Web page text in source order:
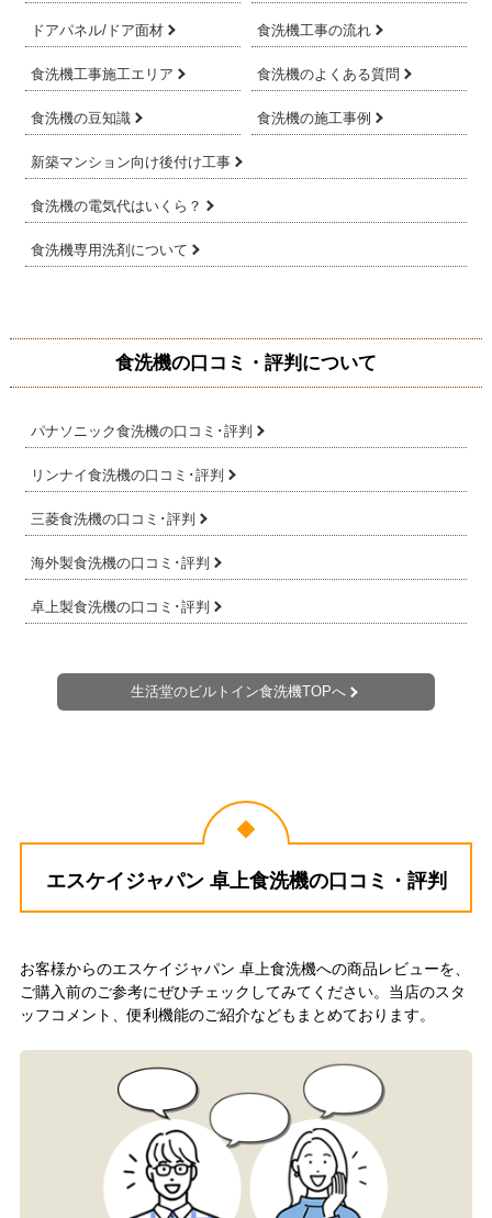
ドアパネル/ドア面材 食洗機工事の流れ
食洗機工事施工エリア 食洗機のよくある質問
食洗機の豆知識 食洗機の施工事例
新築マンション向け後付け工事
食洗機の電気代はいくら？
食洗機専用洗剤について
食洗機の口コミ・評判について
パナソニック食洗機の口コミ･評判
リンナイ食洗機の口コミ･評判
三菱食洗機の口コミ･評判
海外製食洗機の口コミ･評判
卓上製食洗機の口コミ･評判
生活堂のビルトイン食洗機TOPへ
エスケイジャパン 卓上食洗機の口コミ・評判
お客様からのエスケイジャパン 卓上食洗機への商品レビューを、
ご購入前のご参考にぜひチェックしてみてください。当店のスタ
ッフコメント、便利機能のご紹介などもまとめております。